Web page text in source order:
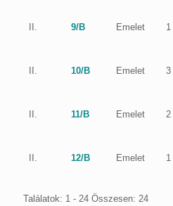
II. 9/B Emelet 1
II. 10/B Emelet 3
II. 11/B Emelet 2
II. 12/B Emelet 1
Találatok: 1 - 24 Összesen: 24